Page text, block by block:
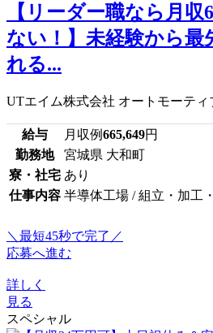
【リーダー職なら月収
ない！】未経験から最
れる...
UTエイム株式会社 オートモーティ
給与 月収例665,649円
勤務地
宮城県 大和町
寮・社宅 あり
仕事内容 半導体工場 / 組立・加工
＼最短45秒で完了／
応募へ進む
詳しく
見る
スペシャル